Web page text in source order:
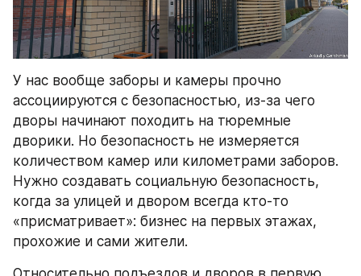
У нас вообще заборы и камеры прочно
ассоциируются с безопасностью, из-за чего
дворы начинают походить на тюремные
дворики. Но безопасность не измеряется
количеством камер или километрами заборов.
Нужно создавать социальную безопасность,
когда за улицей и двором всегда кто-то
«присматривает»: бизнес на первых этажах,
прохожие и сами жители.